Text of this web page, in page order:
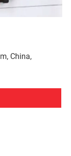
China,